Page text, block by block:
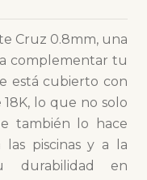
Cruz 0.8mm, una
complementar tu
está cubierto con
lo que no solo
también lo hace
piscinas y a la
durabilidad en